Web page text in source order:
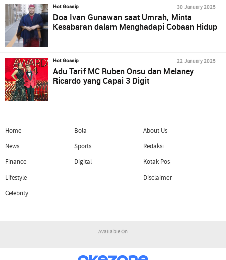
Hot Gossip 30 January 2025
Doa Ivan Gunawan saat Umrah, Minta
Kesabaran dalam Menghadapi Cobaan Hidup
Hot Gossip 22 January 2025
Adu Tarif MC Ruben Onsu dan Melaney
Ricardo yang Capai 3 Digit
Home
News
Finance
Lifestyle
Celebrity
Bola
Sports
Digital
About Us
Redaksi
Kotak Pos
Disclaimer
Available On